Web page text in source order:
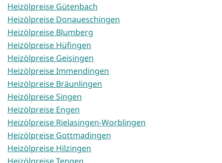
Heizölpreise Gütenbach
Heizölpreise Donaueschingen
Heizölpreise Blumberg
Heizölpreise Hüfingen
Heizölpreise Geisingen
Heizölpreise Immendingen
Heizölpreise Bräunlingen
Heizölpreise Singen
Heizölpreise Engen
Heizölpreise Rielasingen-Worblingen
Heizölpreise Gottmadingen
Heizölpreise Hilzingen